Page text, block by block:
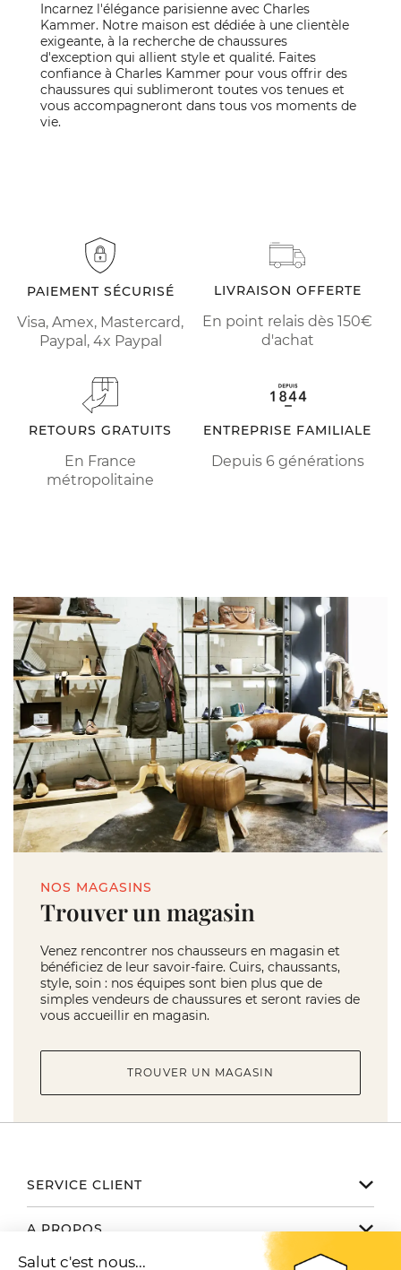
Incarnez l'élégance parisienne avec Charles
Kammer. Notre maison est dédiée à une clientèle
exigeante, à la recherche de chaussures
d'exception qui allient style et qualité. Faites
confiance à Charles Kammer pour vous offrir des
chaussures qui sublimeront toutes vos tenues et
vous accompagneront dans tous vos moments de
vie.
PAIEMENT SÉCURISÉ
Visa, Amex, Mastercard,
Paypal, 4x Paypal
LIVRAISON OFFERTE
En point relais dès 150€
d'achat
RETOURS GRATUITS
En France
métropolitaine
ENTREPRISE FAMILIALE
Depuis 6 générations
NOS MAGASINS
Trouver un magasin
Venez rencontrer nos chausseurs en magasin et
bénéficiez de leur savoir-faire. Cuirs, chaussants,
style, soin : nos équipes sont bien plus que de
simples vendeurs de chaussures et seront ravies de
vous accueillir en magasin.
TROUVER UN MAGASIN
SERVICE CLIENT
de 9h à 17h du lundi au vendredi
Email serviceclient@manbow.fr
A PROPOS